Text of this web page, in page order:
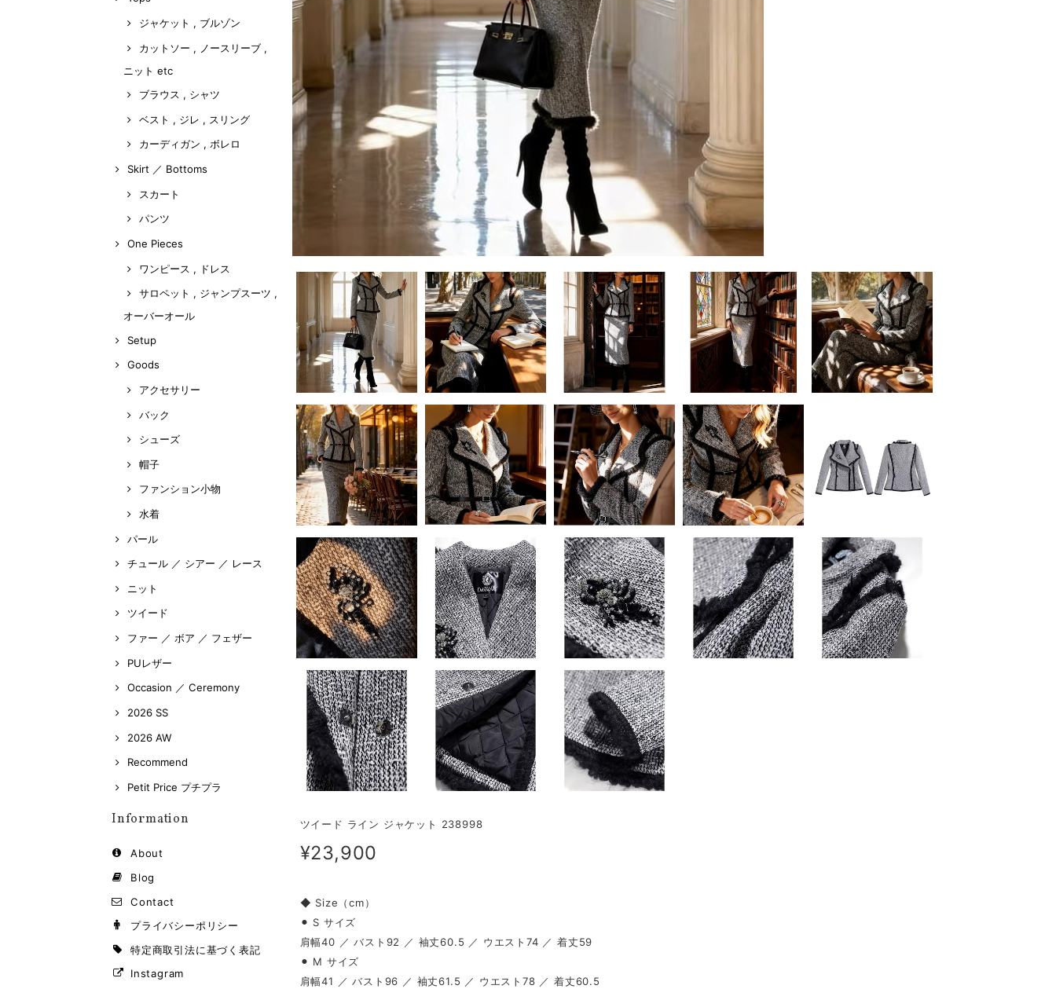
ジャケット , ブルゾン
カットソー , ノースリーブ ,
ニット etc
ブラウス , シャツ
ベスト , ジレ , スリング
カーディガン , ボレロ
Skirt ／ Bottoms
スカート
パンツ
One Pieces
ワンピース , ドレス
サロペット , ジャンプスーツ ,
オーバーオール
Setup
Goods
アクセサリー
バック
シューズ
帽子
ファンション小物
水着
パール
チュール ／ シアー ／ レース
ニット
ツイード
ファー ／ ボア ／ フェザー
PUレザー
Occasion ／ Ceremony
2026 SS
2026 AW
Recommend
Petit Price プチプラ
Information
About
Blog
Contact
プライバシーポリシー
特定商取引法に基づく表記
Instagram
ツイード ライン ジャケット 238998
¥23,900
◆ Size（cm）
⚫︎ S サイズ
肩幅40 ／ バスト92 ／ 袖丈60.5 ／ ウエスト74 ／ 着丈59
⚫︎ M サイズ
肩幅41 ／ バスト96 ／ 袖丈61.5 ／ ウエスト78 ／ 着丈60.5